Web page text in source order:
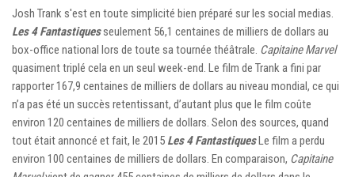
Josh Trank s'est en toute simplicité bien préparé sur les social medias.
Les 4 Fantastiquesseulement 56,1 centaines de milliers de dollars au
box-office national lors de toute sa tournée théâtrale. Capitaine Marvel
quasiment triplé cela en un seul week-end. Le film de Trank a fini par
rapporter 167,9 centaines de milliers de dollars au niveau mondial, ce qui
n’a pas été un succès retentissant, d’autant plus que le film coûte
environ 120 centaines de milliers de dollars. Selon des sources, quand
tout était annoncé et fait, le 2015 Les 4 FantastiquesLe film a perdu
environ 100 centaines de milliers de dollars. En comparaison, Capitaine